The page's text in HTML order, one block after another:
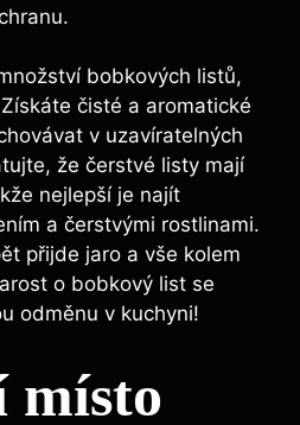
bobkových ⁣listů,
čisté a aromatické
v uzavíratelných
že čerstvé listy mají
nejlepší je najít
a čerstvými rostlinami.
přijde jaro ‌a vše kolem
o bobkový list se
odměnu v ‍kuchyni!
místo